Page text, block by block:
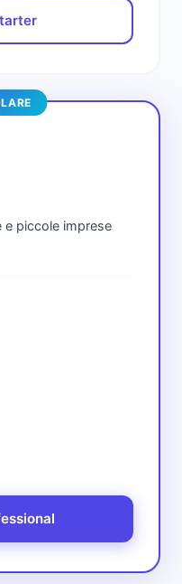
e piccole imprese